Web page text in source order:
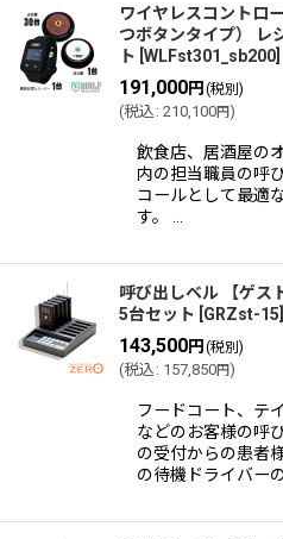
ワイヤレスコントロ
つボタンタイプ） レ
ト WLFst301_sb200
191,000円 (税別)
(税込 : 210,100円)
飲食店、居酒屋の
内の担当職員の呼
コールとして最適
す。 …
呼び出しベル 【ゲス
5台セット GRZst-15
143,500円 (税別)
(税込 : 157,850円)
フードコート、テ
などのお客様の呼
の受付からの患者
の待機ドライバー